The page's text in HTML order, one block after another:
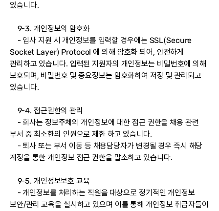
있습니다.
9-3. 개인정보의 암호화
- 입사 지원 시 개인정보를 입력할 경우에는 SSL(Secure
Socket Layer) Protocol 에 의해 암호화 되어, 안전하게
관리하고 있습니다. 입력된 지원자의 개인정보는 비밀번호에 의해
보호되며, 비밀번호 및 중요정보는 암호화하여 저장 및 관리되고
있습니다.
9-4. 접근권한의 관리
- 회사는 정보주체의 개인정보에 대한 접근 권한을 채용 관련
부서 중 최소한의 인원으로 제한 하고 있습니다.
- 퇴사 또는 부서 이동 등 채용담당자가 변경될 경우 즉시 해당
계정을 통한 개인정보 접근 권한을 말소하고 있습니다.
9-5. 개인정보보호 교육
- 개인정보를 처리하는 직원을 대상으로 정기적인 개인정보
보안/관리 교육을 실시하고 있으며 이를 통해 개인정보 취급자들이